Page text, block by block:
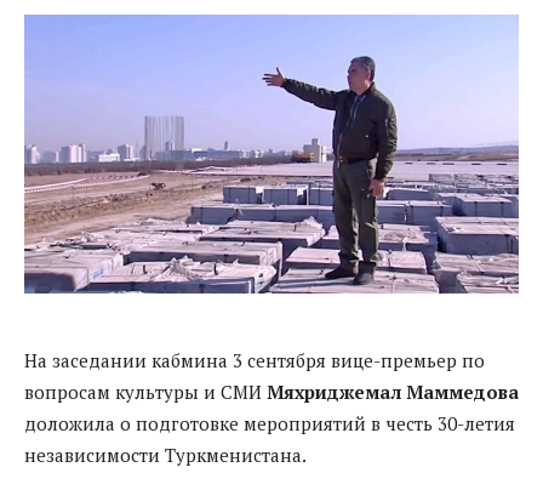
На заседании кабмина 3 сентября вице-премьер по
вопросам культуры и СМИ Мяхриджемал Маммедова
доложила о подготовке мероприятий в честь 30-летия
независимости Туркменистана.